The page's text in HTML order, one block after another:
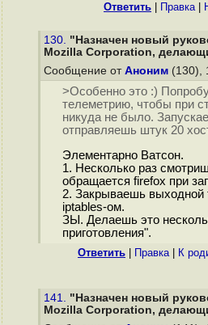
Ответить Правка|
130. "Назначен новый
Mozilla Corporation,
Сообщение от Аноним (130),
>Особенно это :)
телеметрию, чтобы при
никуда не было.
отправляешь штук 20
Элементарно Ватсон.
1. Несколько раз
обращается firefox при
2. Закрываешь выходной
iptables-ом.
ЗЫ. Делаешь это
приготовления".
Ответить Правка| К
141. "Назначен новый
Mozilla Corporation,